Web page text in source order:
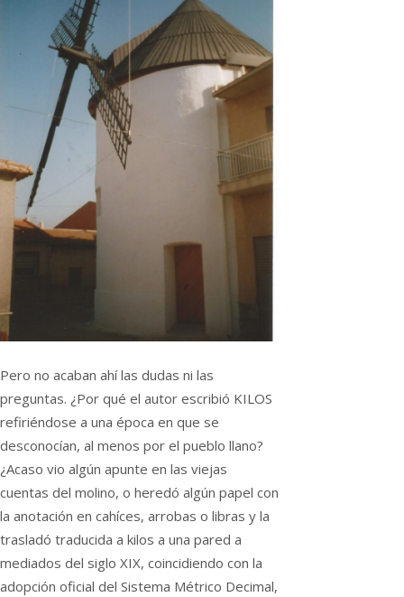
Pero no acaban ahí las dudas ni las
preguntas. ¿Por qué el autor escribió KILOS
refiriéndose a una época en que se
desconocían, al menos por el pueblo llano?
¿Acaso vio algún apunte en las viejas
cuentas del molino, o heredó algún papel con
la anotación en cahíces, arrobas o libras y la
trasladó traducida a kilos a una pared a
mediados del siglo XIX, coincidiendo con la
adopción oficial del Sistema Métrico Decimal,